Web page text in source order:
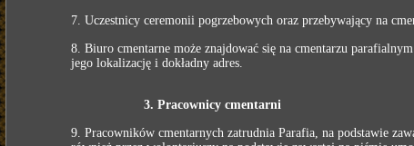
7. Uczestnicy ceremonii pogrzebowych oraz przebywający na
8. Biuro cmentarne może znajdować się na cmentarzu
jego lokalizację i dokładny adres.
3. Pracownicy cmentarni
9. Pracowników cmentarnych zatrudnia Parafia, na podstawie